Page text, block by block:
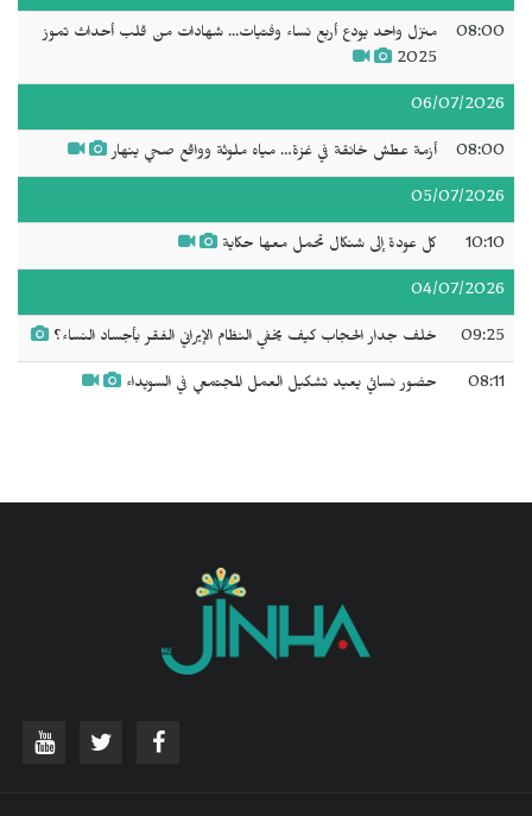
08:00
منزل واحد يودع أربع نساء وفتيات... شهادات من قلب أحداث تموز
2025
06/07/2026
08:00 أزمة عطش خانقة في غزة… مياه ملوثة وواقع صحي ينهار
05/07/2026
10:10 كل عودة إلى شنكال تحمل معها حكاية
04/07/2026
09:25 خلف جدار الحجاب كيف يخفي النظام الإيراني الفقر بأجساد النساء؟
08:11 حضور نسائي يعيد تشكيل العمل المجتمعي في السويداء